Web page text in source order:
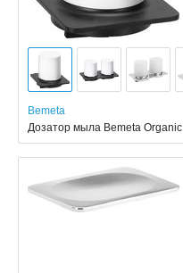
Bemeta
Дозатор мыла Bemeta Organic